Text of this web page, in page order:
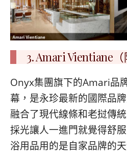
3. Amari Vientiane（
Onyx集團旗下的Amari品
幕，是永珍最新的國際品
融合了現代線條和老挝傳
採光讓人一進門就覺得舒
浴用品用的是自家品牌的